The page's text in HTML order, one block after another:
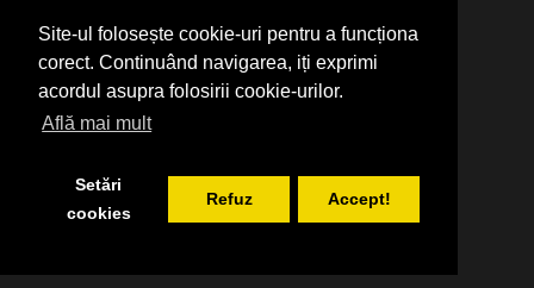
Site-ul folosește cookie-uri pentru a funcționa
corect. Continuând navigarea, iți exprimi
acordul asupra folosirii cookie-urilor.
Află mai mult
Setări
cookies
Refuz Accept!